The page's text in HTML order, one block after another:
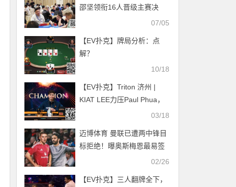
邵坚领衔16人晋级主赛决
赛，唯一女选手章艺以120w
07/05
【EV扑克】牌局分析：点
解？
10/18
【EV扑克】Triton 济州 |
KIAT LEE力压Paul Phua，
以第三冠为惊艳的一年画上
03/18
迈博体育 曼联已遭两中锋目
标拒绝！曝奥斯梅恩最易签
02/26
【EV扑克】三人翻牌全下，